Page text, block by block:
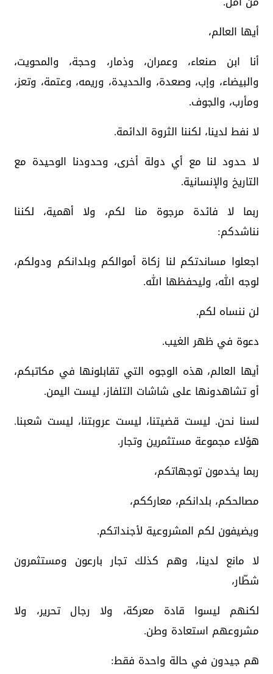
أيها العالم،
أنا ابن صنعاء، وعمران، وذمار، وحجة، والمحويت،
والبيضاء، وإب، وصعدة، والحديدة، وريمه، وعتمة، وتعز،
ومأرب، والجوف.
لا نفط لدينا، لكننا الثروة الدائمة.
لا حدود لنا مع أي دولة أخرى، وحدودنا الوحيدة مع
التاريخ والإنسانية.
ربما لا فائدة مرجوة منا لكم، ولا أهمية، لكننا
نناشدكم:
اجعلوا مساندتكم لنا زكاة أموالكم وبلدانكم ودولكم،
لوجه الله، وليحفظها الله.
لن ننساه لكم.
دعوة في ظهر الغيب.
أيها العالم، هذه الوجوه التي تقابلونها في مكاتبكم،
أو تشاهدونها على شاشات التلفاز، ليست اليمن.
لسنا نحن. ليست قضيتنا، ليست عروبتنا، ليست شعبنا.
هؤلاء مجموعة مستثمرين وتجار.
ربما يخدمون توجهاتكم،
مصالحكم، بلدانكم، معارككم،
ويضيفون لكم المشروعية لأجنداتكم.
لا مانع لدينا، وهم كذلك تجار بارعون ومستثمرون
شطّار،
لكنهم ليسوا قادة معركة، ولا رجال تحرير، ولا
مشروعهم استعادة وطن.
هم جيدون في حالة واحدة فقط: